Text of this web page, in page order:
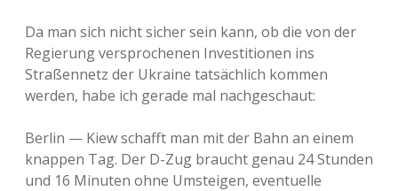
Da man sich nicht sicher sein kann, ob die von der
Regierung versprochenen Investitionen ins
Straßennetz der Ukraine tatsächlich kommen
werden, habe ich gerade mal nachgeschaut:
Berlin — Kiew schafft man mit der Bahn an einem
knappen Tag. Der D-Zug braucht genau 24 Stunden
und 16 Minuten ohne Umsteigen, eventuelle